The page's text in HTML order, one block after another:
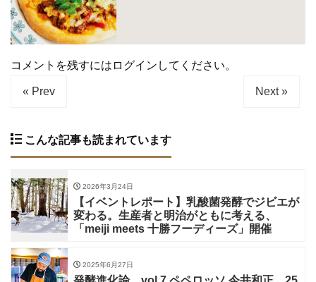
コメントを残すにはログインしてください。
« Prev Next »
こんな記事も読まれています
2026年3月24日
【イベントレポート】乳酸菌発酵でジビエが
変わる。生産者と明治がともに考える、
「meiji meets 十勝フーディーズ」開催
2025年6月27日